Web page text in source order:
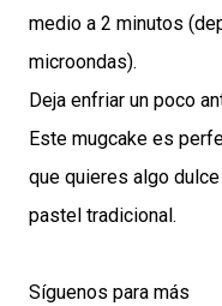
medio a 2 minutos
microondas).
Deja enfriar un poco
Este mugcake es
que quieres algo
pastel tradicional.
Síguenos para más